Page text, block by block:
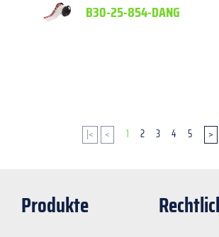
B30-25-854-DANG
|< < 1 2 3 4 5 >
Produkte